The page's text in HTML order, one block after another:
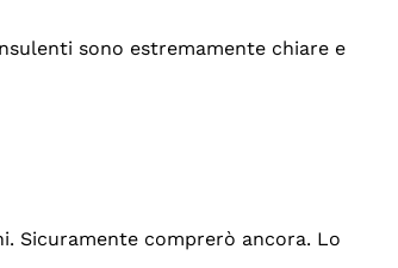
sono estremamente chiare e
Sicuramente comprerò ancora. Lo